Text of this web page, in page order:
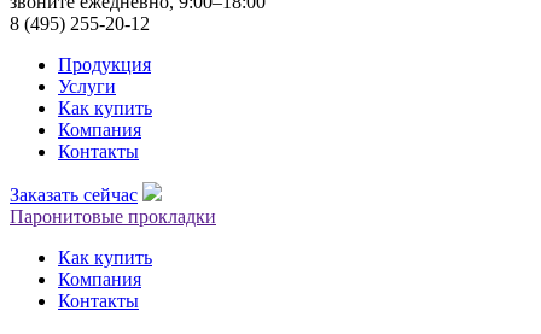
8 (495) 255-20-12
Продукция
Услуги
Как купить
Компания
Контакты
Заказать сейчас
Паронитовые прокладки
Как купить
Компания
Контакты